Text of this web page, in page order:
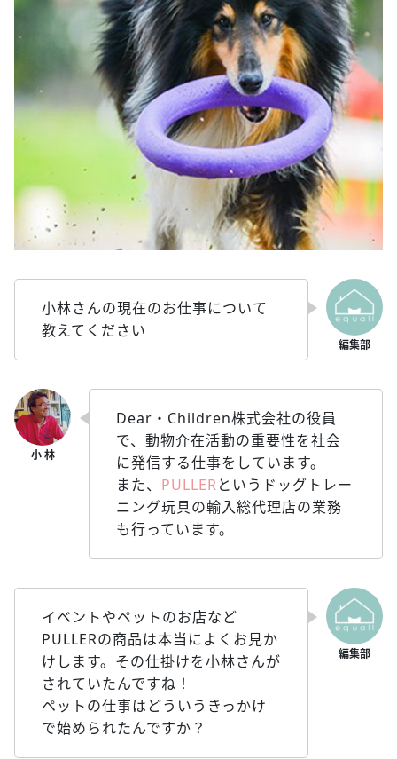
小林さんの現在のお仕事について
教えてください
Dear・Children株式会社の役員
で、動物介在活動の重要性を社会
に発信する仕事をしています。
また、 PULLERというドッグトレー
ニング玩具の輸入総代理店の業務
も行っています。
イベントやペットのお店など
PULLERの商品は本当によくお見か
けします。その仕掛けを小林さんが
されていたんですね！
ペットの仕事はどういうきっかけ
で始められたんですか？